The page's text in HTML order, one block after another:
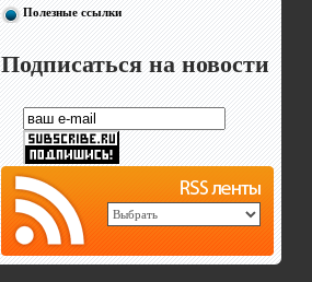
Полезные ссылки
Подписаться на новости